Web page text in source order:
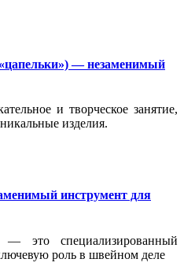
— незаменимый
и творческое занятие,
изделия.
инструмент для
это специализированный
роль в швейном деле